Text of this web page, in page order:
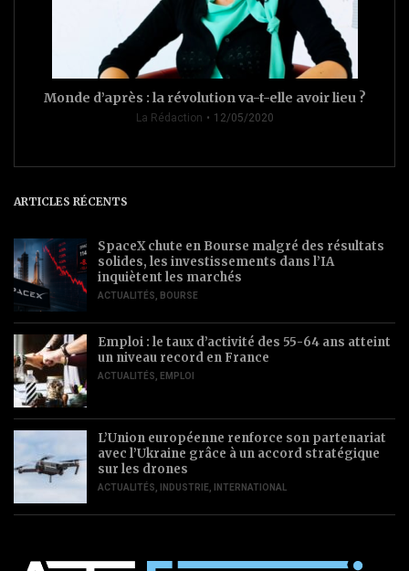
Monde d’après : la révolution va-t-elle avoir lieu ?
La Rédaction 12/05/2020
ARTICLES RÉCENTS
SpaceX chute en Bourse malgré des résultats
solides, les investissements dans l’IA
inquiètent les marchés
ACTUALITÉS BOURSE
Emploi : le taux d’activité des 55-64 ans atteint
un niveau record en France
ACTUALITÉS EMPLOI
L’Union européenne renforce son partenariat
avec l’Ukraine grâce à un accord stratégique
sur les drones
ACTUALITÉS INDUSTRIE INTERNATIONAL